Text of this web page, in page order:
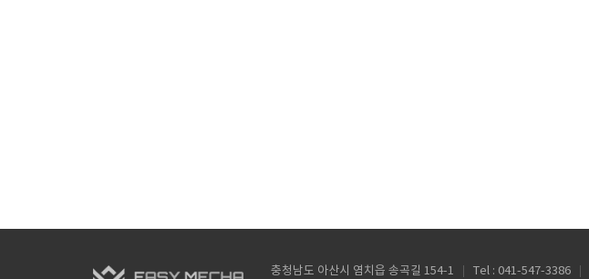
충청남도 아산시 염치읍 송곡길 154-1 Tel : 041-547-3386